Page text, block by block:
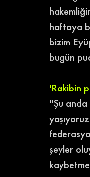
haftaya
bizim
bugün
'Rakibin
''Şu anda
şeyler